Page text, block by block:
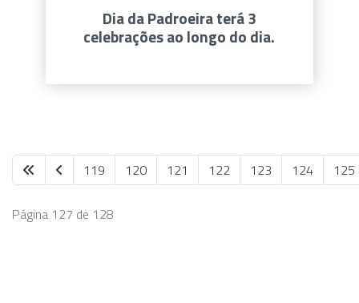
Dia da Padroeira terá 3
celebrações ao longo do dia.
119 120 121 122 123 124 125
Página 127 de 128